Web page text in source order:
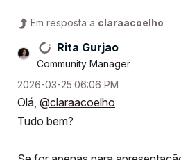
Em resposta a claraacoelho
Rita Gurjao
Community Manager
‎2026-03-25 06:06 PM
Olá, @claraacoelho
Tudo bem?